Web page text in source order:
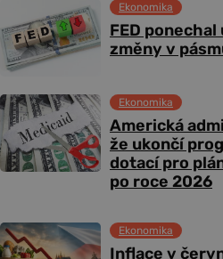
FED
změny v
Ekonomika
Americká
že ukončí
dotací pro
po roce 2026
Ekonomika
Inflace v
Ekonomika